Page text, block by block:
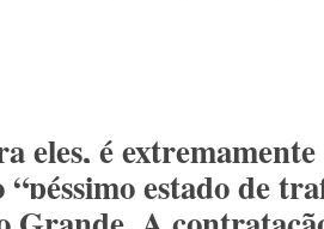
eles, é extremamente
estado de